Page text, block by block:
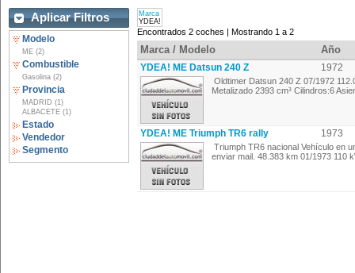
Aplicar Filtros
Modelo
ME (2)
Combustible
Gasolina (2)
Provincia
MADRID (1)
ALBACETE (1)
Estado
Vendedor
Segmento
Marca
YDEA!
Encontrados 2 coches | Mostrando 1 a 2
Marca / Modelo Año
YDEA! ME Datsun 240 Z 1972
Oldtimer Datsun 240 Z 07/1972
Metalizado 2393 cm³ Cilindros:6
YDEA! ME Triumph TR6 rally 1973
Triumph TR6 nacional Vehículo en
enviar mail. 48.383 km 01/1973 110